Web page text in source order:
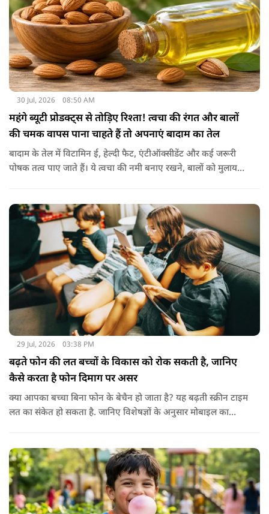
30 Jul, 2026 08:50 AM
महंगे ब्यूटी प्रोडक्ट्स से तोड़िए रिश्ता! त्वचा की रंगत और बालों
की चमक वापस पाना चाहते हैं तो अपनाएं बादाम का तेल
बादाम के तेल में विटामिन ई, हेल्दी फैट, एंटीऑक्सीडेंट और कई जरूरी
पोषक तत्व पाए जाते हैं। ये त्वचा की नमी बनाए रखने, बालों को मुलायम
पहले से ज्यादा मुलायम महसूस होते हैं। कुछ लोग बादाम के तेल को जैतून
के तेल के साथ मिलाकर भी इस्तेमाल करते हैं। इससे बालों की देखभाल
बेहतर तरीके से होती है। हालांकि अगर बाल बहुत ज्यादा झड़ रहे हों, तो
पहले त्वचा विशेषज्ञ से सलाह लेना जरूरी है।
29 Jul, 2026 03:38 PM
बढ़ते फोन की लत बच्चों के विकास को रोक सकती है, जानिए
कैसे करता है फोन दिमाग पर असर
क्या आपका बच्चा बिना फोन के बेचैन हो जाता है? यह बढ़ती स्क्रीन टाइम
लत का संकेत हो सकता है. जानिए विशेषज्ञों के अनुसार मोबाइल का